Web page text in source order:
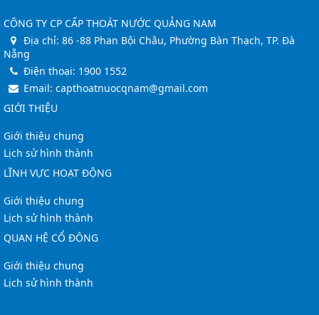
CÔNG TY CP CẤP THOÁT NƯỚC QUẢNG NAM
Địa chỉ: 86 -88 Phan Bội Châu, Phường Bàn Thạch, TP. Đà
Nẵng
Điện thoại: 1900 1552
Email: capthoatnuocqnam@gmail.com
GIỚI THIỆU
Giới thiệu chung
Lịch sử hình thành
LĨNH VỰC HOẠT ĐỘNG
Giới thiệu chung
Lịch sử hình thành
QUAN HỆ CỔ ĐÔNG
Giới thiệu chung
Lịch sử hình thành